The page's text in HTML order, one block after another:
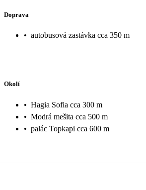
Doprava
• autobusová zastávka cca 350 m
Okolí
• Hagia Sofia cca 300 m
• Modrá mešita cca 500 m
• palác Topkapi cca 600 m